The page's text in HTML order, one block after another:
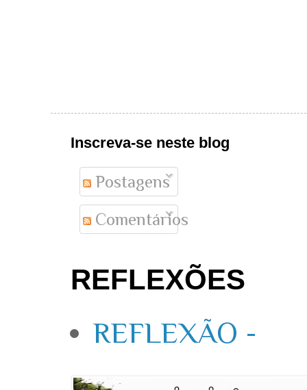
Inscreva-se neste blog
Postagens
Comentários
REFLEXÕES
REFLEXÃO -